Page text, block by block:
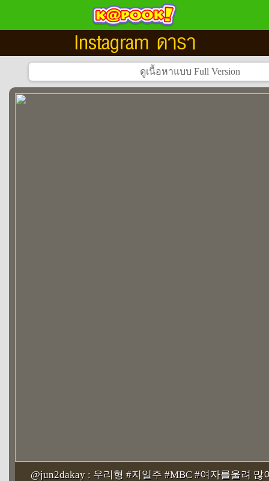
Instagram ดารา
@jun2dakay : 우리형 #지일주 #MBC #여자를울려 많